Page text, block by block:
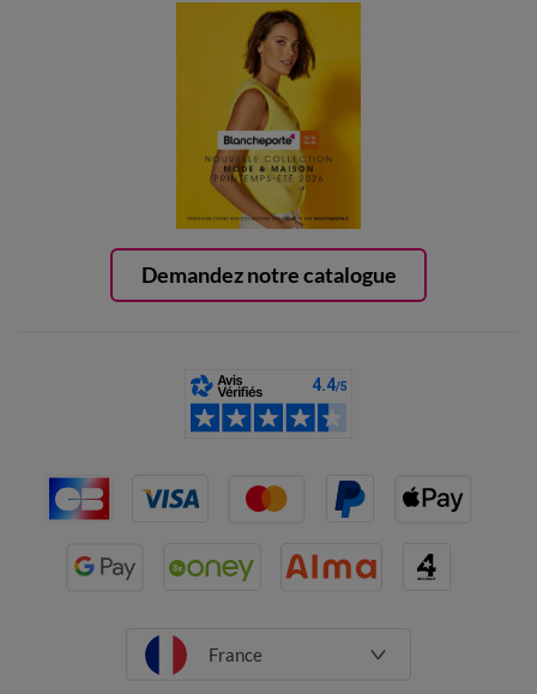
Demandez notre catalogue
France